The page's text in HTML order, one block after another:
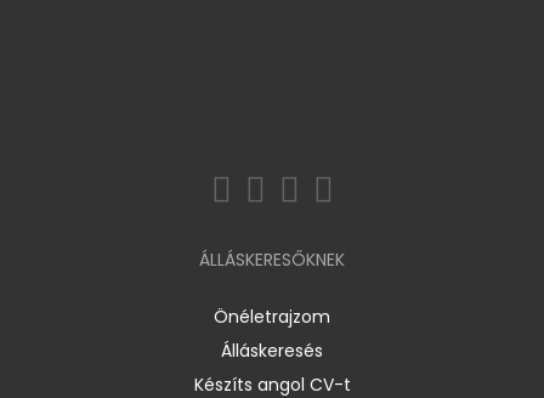
ÁLLÁSKERESŐKNEK
Önéletrajzom
Álláskeresés
Készíts angol CV-t